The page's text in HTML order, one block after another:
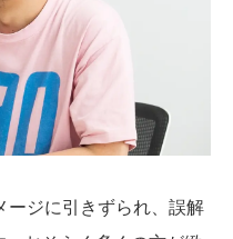
ージに引きずられ、誤解